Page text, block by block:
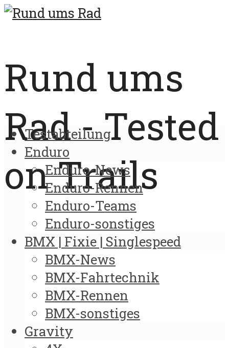
Rund ums
Rad - Tested
on Trails
Testabteilung
Enduro
Enduro-News
Enduro-Rennen
Enduro-Teams
Enduro-sonstiges
BMX | Fixie | Singlespeed
BMX-News
BMX-Fahrtechnik
BMX-Rennen
BMX-sonstiges
Gravity